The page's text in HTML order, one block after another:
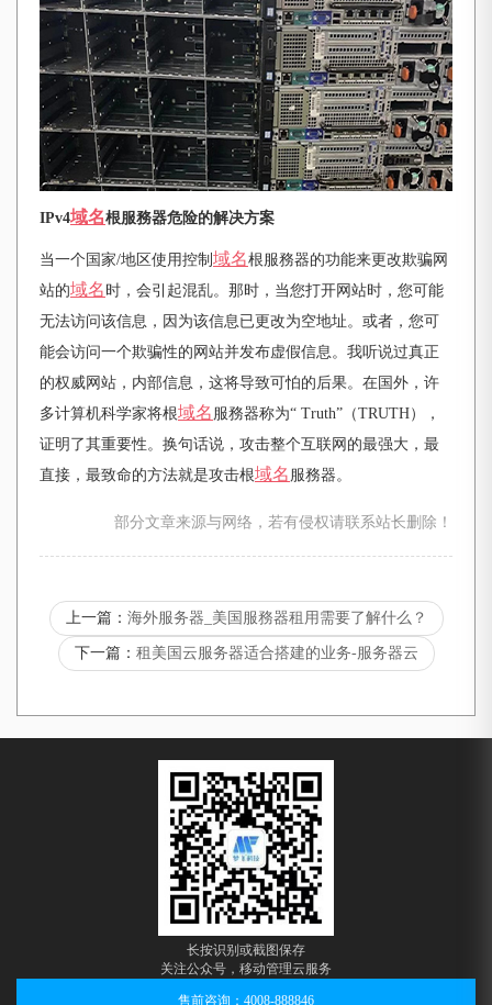
IPv4域名根服務器危险的解决方案
当一个国家/地区使用控制 域名根服務器的功能来更改欺骗网
站的域名 时，会引起混乱。那时，当您打开网站时，您可能
无法访问该信息，因为该信息已更改为空地址。或者，您可
能会访问一个欺骗性的网站并发布虚假信息。我听说过真正
的权威网站，内部信息，这将导致可怕的后果。在国外，许
多计算机科学家将根域名 服務器称为“ Truth”（TRUTH），
证明了其重要性。换句话说，攻击整个互联网的最强大，最
直接，最致命的方法就是攻击根域名 服務器。
部分文章来源与网络，若有侵权请联系站长删除！
上一篇： 海外服务器_美国服務器租用需要了解什么？
下一篇： 租美国云服务器适合搭建的业务-服务器云
长按识别或截图保存
关注公众号，移动管理云服务
售前咨询：4008-888846